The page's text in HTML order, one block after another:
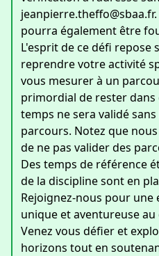
pourra également être
L'esprit de ce défi repose
reprendre votre activité
vous mesurer à un
primordial de rester
temps ne sera validé
parcours. Notez que
de ne pas valider des
Des temps de référence
de la discipline sont en
Rejoignez-nous pour une
unique et aventureuse
Venez vous défier et
horizons tout en